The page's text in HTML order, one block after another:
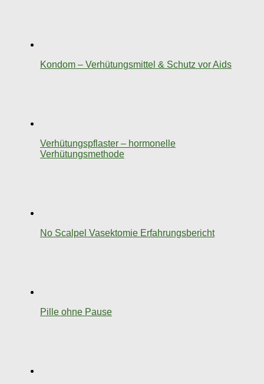
Kondom – Verhütungsmittel & Schutz vor Aids
Verhütungspflaster – hormonelle
Verhütungsmethode
No Scalpel Vasektomie Erfahrungsbericht
Pille ohne Pause